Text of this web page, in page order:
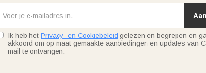
Ik heb het Privacy- en Cookiebeleid gelezen en begrepen en
akkoord om op maat gemaakte aanbiedingen en updates van
mail te ontvangen.